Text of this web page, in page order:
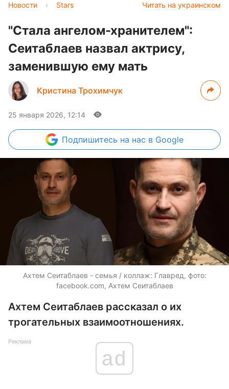
Читать на украинском
Новости › Stars
"Стала ангелом-хранителем":
Сеитаблаев назвал актрису,
заменившую ему мать
Кристина Трохимчук
25 января 2026, 12:14
Подпишитесь на нас в Google
Ахтем Сеитаблаев - семья / коллаж: Главред, фото:
facebook.com, Ахтем Сеитаблаев
Ахтем Сеитаблаев рассказал о их
трогательных взаимоотношениях.
Реклама
ad